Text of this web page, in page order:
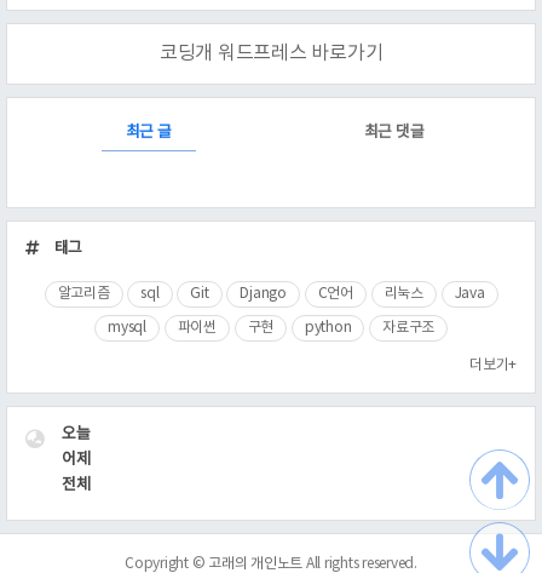
코딩개 워드프레스 바로가기
최근 글 최근 댓글
근
글
태그
알고리즘 sql Git Django C언어 리눅스 Java
mysql 파이썬 구현 python 자료구조
더보기+
VISITOR오늘
어제
전체
Copyright © 고래의 개인노트 All rights reserved.